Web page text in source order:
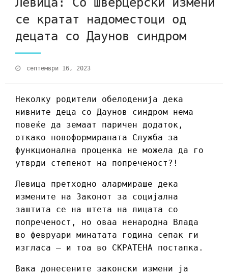
се кратат надоместоци од
децата со Даунов синдром
септември 16, 2023
Неколку родители обелоденија дека
нивните деца со Даунов синдром нема
повеќе да земаат паричен додаток,
откако новоформираната Служба за
функционална проценка не можела да го
утврди степенот на попреченост?!
Левица претходно алармираше дека
измените на Законот за социјална
заштита се на штета на лицата со
попреченост, но оваа ненародна Влада
во февруари минатата година сепак ги
изгласа – и тоа во СКРАТЕНА постапка.
Вака донесените законски измени ја